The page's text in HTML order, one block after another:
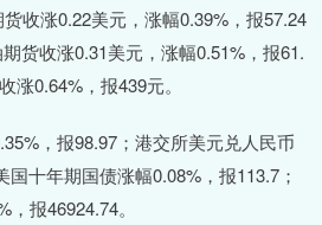
涨0.22美元，涨幅0.39%，报57.24
货收涨0.31美元，涨幅0.51%，报61.
涨0.64%，报439元。
，报98.97；港交所美元兑人民币
国十年期国债涨幅0.08%，报113.7；
报46924.74。